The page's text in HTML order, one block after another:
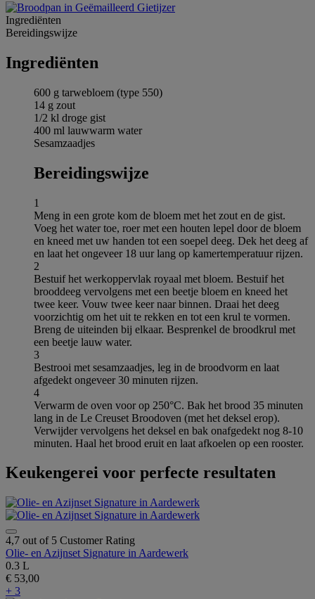
Ingrediёnten
Bereidingswijze
Ingrediёnten
600 g tarwebloem (type 550)
14 g zout
1/2 kl droge gist
400 ml lauwwarm water
Sesamzaadjes
Bereidingswijze
1
Meng in een grote kom de bloem met het zout en de gist.
Voeg het water toe, roer met een houten lepel door de bloem
en kneed met uw handen tot een soepel deeg. Dek het deeg af
en laat het ongeveer 18 uur lang op kamertemperatuur rijzen.
2
Bestuif het werkoppervlak royaal met bloem. Bestuif het
brooddeeg vervolgens met een beetje bloem en kneed het
twee keer. Vouw twee keer naar binnen. Draai het deeg
voorzichtig om het uit te rekken en tot een krul te vormen.
Breng de uiteinden bij elkaar. Besprenkel de broodkrul met
een beetje lauw water.
3
Bestrooi met sesamzaadjes, leg in de broodvorm en laat
afgedekt ongeveer 30 minuten rijzen.
4
Verwarm de oven voor op 250°C. Bak het brood 35 minuten
lang in de Le Creuset Broodoven (met het deksel erop).
Verwijder vervolgens het deksel en bak onafgedekt nog 8-10
minuten. Haal het brood eruit en laat afkoelen op een rooster.
Keukengerei voor perfecte resultaten
4,7 out of 5 Customer Rating
Olie- en Azijnset Signature in Aardewerk
0.3 L
€ 53,00
+ 3